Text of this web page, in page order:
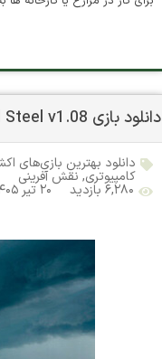
دانلود بازی Of Ash and Steel v1.08 نسخه ElAmigos
دانلود بهترین بازی‌های
کامپیوتری, نقش آفرینی
۶,۲۸۰ بازدید ۲۰ تیر ۱۴۰۵